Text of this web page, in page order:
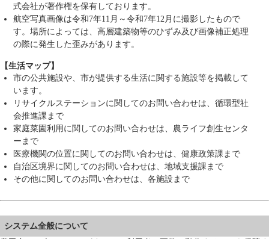
式会社が著作権を保有しております。
航空写真画像は令和7年11月～令和7年12月に撮影したもので
す。場所によっては、高層建築物等のひずみ及び画像補正処理
の際に発生した歪みがあります。
【生活マップ】
市の公共施設や、市が提供する生活に関する施設等を掲載して
います。
リサイクルステーションに関してのお問い合わせは、循環型社
会推進課まで
家庭菜園利用に関してのお問い合わせは、農ライフ創生センタ
ーまで
医療機関の位置に関してのお問い合わせは、健康政策課まで
自治区境界に関してのお問い合わせは、地域支援課まで
その他に関してのお問い合わせは、各施設まで
システム全般について